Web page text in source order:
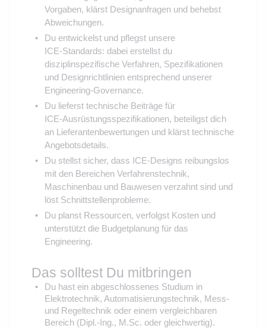
Vorgaben, klärst Designanfragen und behebst
Abweichungen.
Du entwickelst und pflegst unsere
ICE‑Standards: dabei erstellst du
disziplinspezifische Verfahren, Spezifikationen
und Designrichtlinien entsprechend unserer
Engineering‑Governance.
Du lieferst technische Beiträge für
ICE‑Ausrüstungsspezifikationen, beteiligst dich
an Lieferantenbewertungen und klärst technische
Angebotsdetails.
Du stellst sicher, dass ICE‑Designs reibungslos
mit den Bereichen Verfahrenstechnik,
Maschinenbau und Bauwesen verzahnt sind und
löst Schnittstellenprobleme.
Du planst Ressourcen, verfolgst Kosten und
unterstützt die Budgetplanung für das
Engineering.
Das solltest Du mitbringen
Du hast ein abgeschlossenes Studium in
Elektrotechnik, Automatisierungstechnik, Mess‑
und Regeltechnik oder einem vergleichbaren
Bereich (Dipl.-Ing., M.Sc. oder gleichwertig).